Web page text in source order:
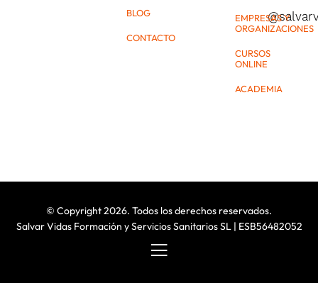
BLOG
CONTACTO
EMPRESAS Y
ORGANIZACIONES
CURSOS
ONLINE
ACADEMIA
© Copyright 2026. Todos los derechos reservados.
Salvar Vidas Formación y Servicios Sanitarios SL | ESB56482052